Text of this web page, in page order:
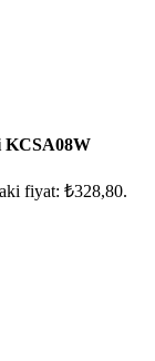
KCSA08W
fiyat: ₺328,80.